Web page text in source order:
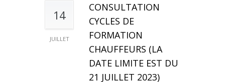
14
JUILLET
CONSULTATION
CYCLES DE
FORMATION
CHAUFFEURS (LA
DATE LIMITE EST DU
21 JUILLET 2023)